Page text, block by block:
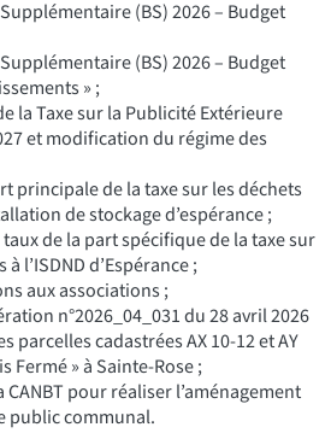
(BS) 2026 – Budget
(BS) 2026 – Budget
» ;
la Taxe sur la Publicité Extérieure
et modification du régime des
principale de la taxe sur les déchets
de stockage d’espérance ;
de la part spécifique de la taxe sur
l’ISDND d’Espérance ;
aux associations ;
n°2026_04_031 du 28 avril 2026
parcelles cadastrées AX 10-12 et AY
Fermé » à Sainte-Rose ;
pour réaliser l’aménagement
public communal.